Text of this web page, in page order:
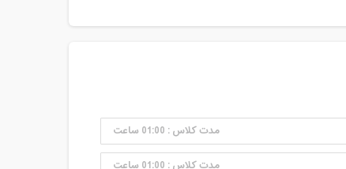
مدت کلاس : 01:00 ساعت